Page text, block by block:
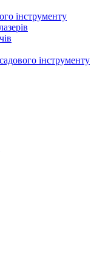
інструменту
інструменту